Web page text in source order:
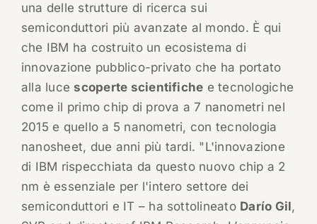
una delle strutture di ricerca sui
semiconduttori più avanzate al mondo. È qui
che IBM ha costruito un ecosistema di
innovazione pubblico-privato che ha portato
alla luce scoperte scientifiche e tecnologiche
come il primo chip di prova a 7 nanometri nel
2015 e quello a 5 nanometri, con tecnologia
nanosheet, due anni più tardi. "L'innovazione
di IBM rispecchiata da questo nuovo chip a 2
nm è essenziale per l'intero settore dei
semiconduttori e IT – ha sottolineato Darío Gil,